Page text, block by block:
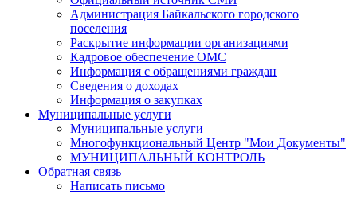
Администрация Байкальского городского
поселения
Раскрытие информации организациями
Кадровое обеспечение ОМС
Информация с обращениями граждан
Сведения о доходах
Информация о закупках
Муниципальные услуги
Муниципальные услуги
Многофункциональный Центр "Мои Документы"
МУНИЦИПАЛЬНЫЙ КОНТРОЛЬ
Обратная связь
Написать письмо